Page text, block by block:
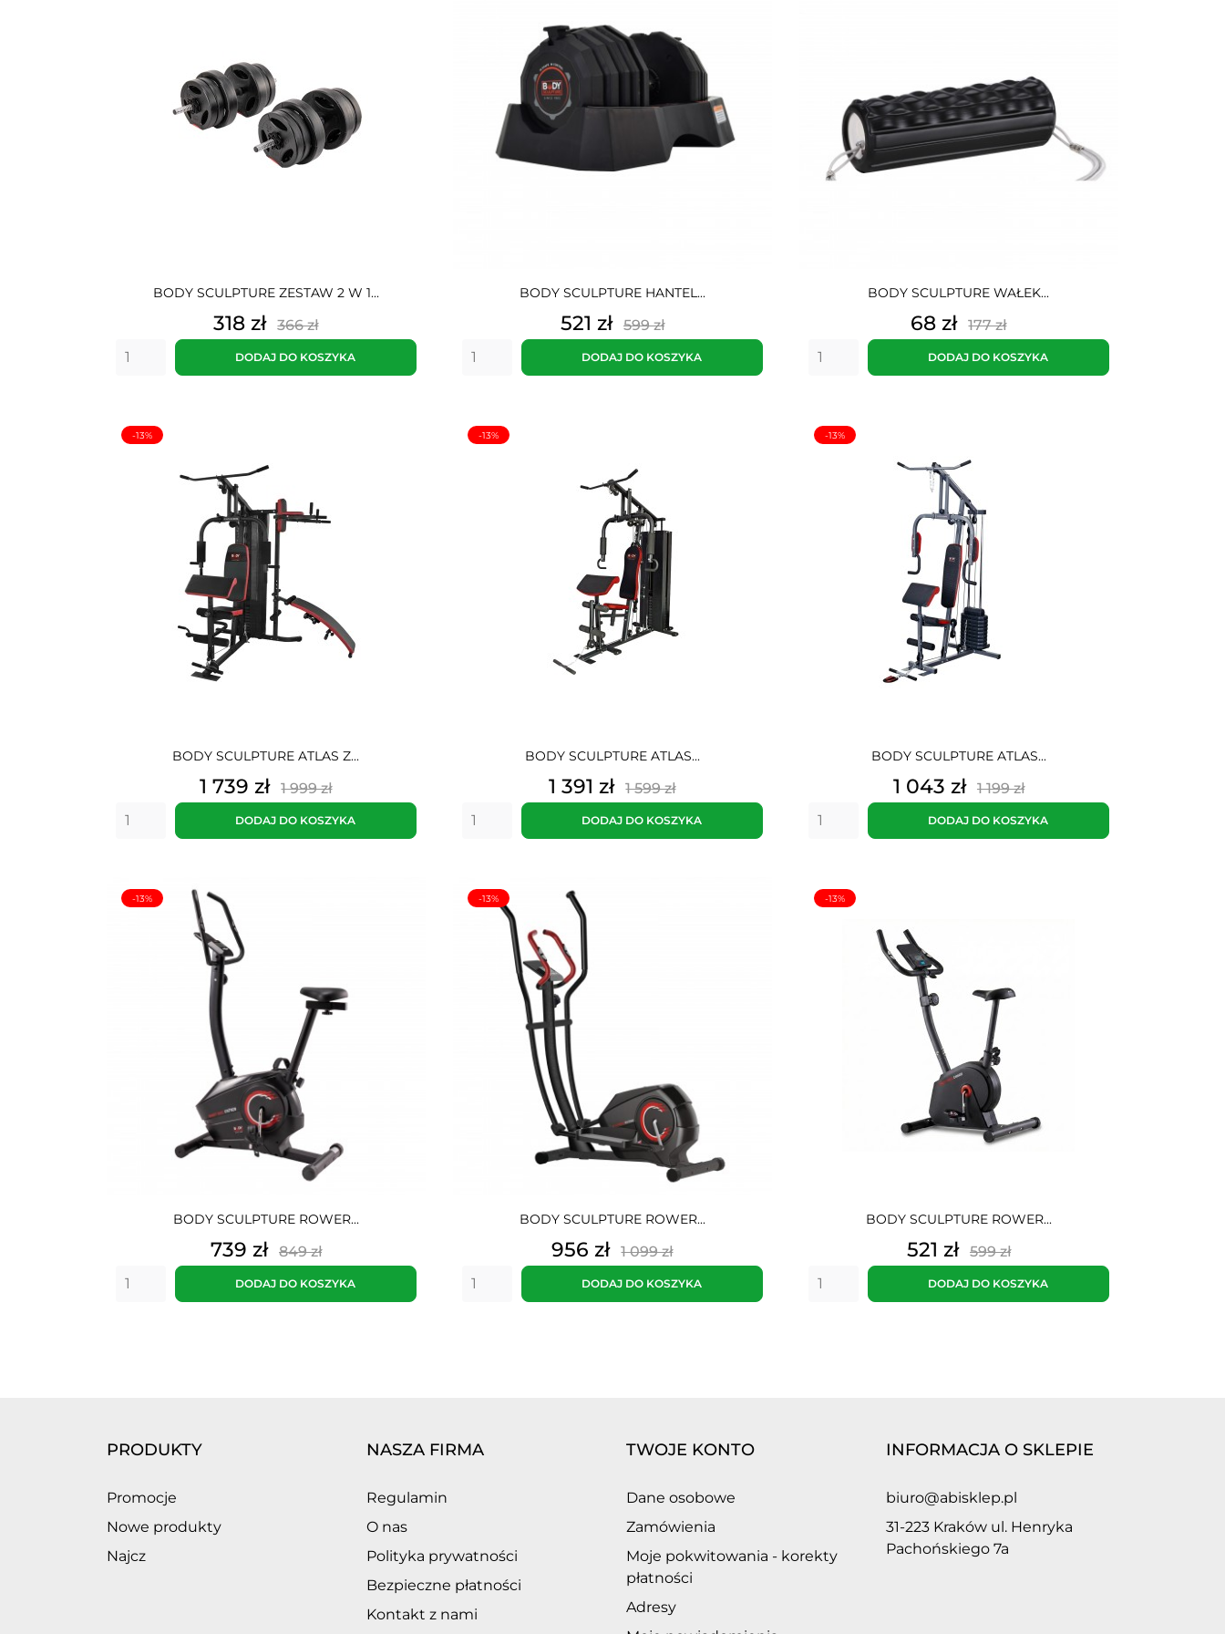
BODY SCULPTURE ZESTAW 2 W 1...
Cena
318 zł Cena
podstawowa
366 zł
DODAJ DO KOSZYKA
BODY SCULPTURE HANTEL...
Cena
521 zł Cena
podstawowa
599 zł
DODAJ DO KOSZYKA
BODY SCULPTURE WAŁEK...
Cena
68 zł Cena
podstawowa
177 zł
DODAJ DO KOSZYKA
BODY SCULPTURE ATLAS Z...
Cena
1 739 zł Cena
podstawowa
1 999 zł
DODAJ DO KOSZYKA
-13%
BODY SCULPTURE ATLAS...
Cena
1 391 zł Cena
podstawowa
1 599 zł
DODAJ DO KOSZYKA
-13%
BODY SCULPTURE ATLAS...
Cena
1 043 zł Cena
podstawowa
1 199 zł
DODAJ DO KOSZYKA
-13%
BODY SCULPTURE ROWER...
Cena
739 zł Cena
podstawowa
849 zł
DODAJ DO KOSZYKA
-13%
BODY SCULPTURE ROWER...
Cena
956 zł Cena
podstawowa
1 099 zł
DODAJ DO KOSZYKA
-13%
BODY SCULPTURE ROWER...
Cena
521 zł Cena
podstawowa
599 zł
DODAJ DO KOSZYKA
-13%
PRODUKTY
Promocje
Nowe produkty
Najcz
NASZA FIRMA
Regulamin
O nas
Polityka prywatności
Bezpieczne płatności
Kontakt z nami
TWOJE KONTO
Dane osobowe
Zamówienia
Moje pokwitowania - korekty
płatności
Adresy
INFORMACJA O SKLEPIE
biuro@abisklep.pl
31-223 Kraków ul. Henryka
Pachońskiego 7a